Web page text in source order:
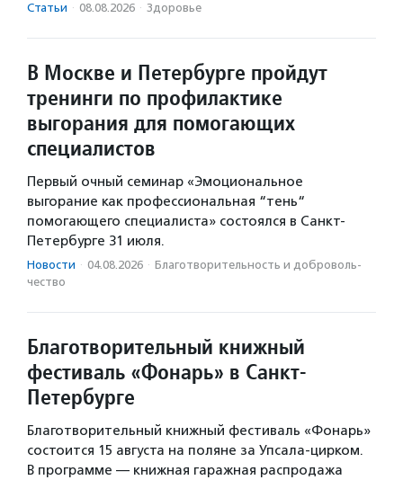
Статьи · 08.08.2026 · Здоровье
В Москве и Петербурге пройдут
тренинги по профилактике
выгорания для помогающих
специалистов
Первый очный семинар «Эмоциональное
выгорание как профессиональная “тень“
помогающего специалиста» состоялся в Санкт-
Петербурге 31 июля.
Новости · 04.08.2026 · Благотвори­тель­ность и доброволь­
чест­во
Благотворительный книжный
фестиваль «Фонарь» в Санкт-
Петербурге
Благотворительный книжный фестиваль «Фонарь»
состоится 15 августа на поляне за Упсала-цирком.
В программе — книжная гаражная распродажа